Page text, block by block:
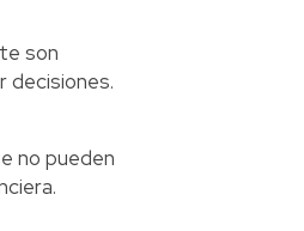
son
decisiones.
no pueden